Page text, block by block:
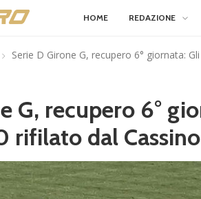
HOME REDAZIONE
Serie D Girone G, recupero 6° giornata:
G, recupero 6°
rifilato dal